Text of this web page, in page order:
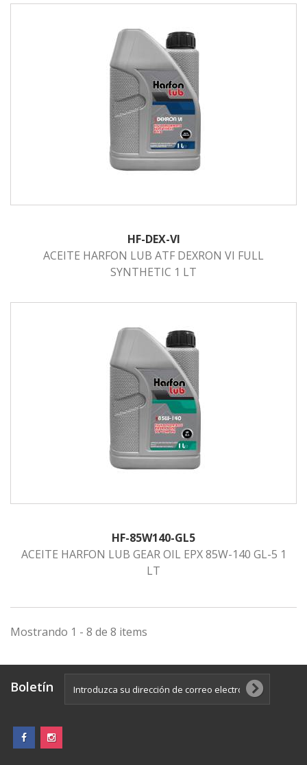
HF-DEX-VI
ACEITE HARFON LUB ATF DEXRON VI FULL
SYNTHETIC 1 LT
HF-85W140-GL5
ACEITE HARFON LUB GEAR OIL EPX 85W-140 GL-5 1
LT
Mostrando 1 - 8 de 8 items
Boletín